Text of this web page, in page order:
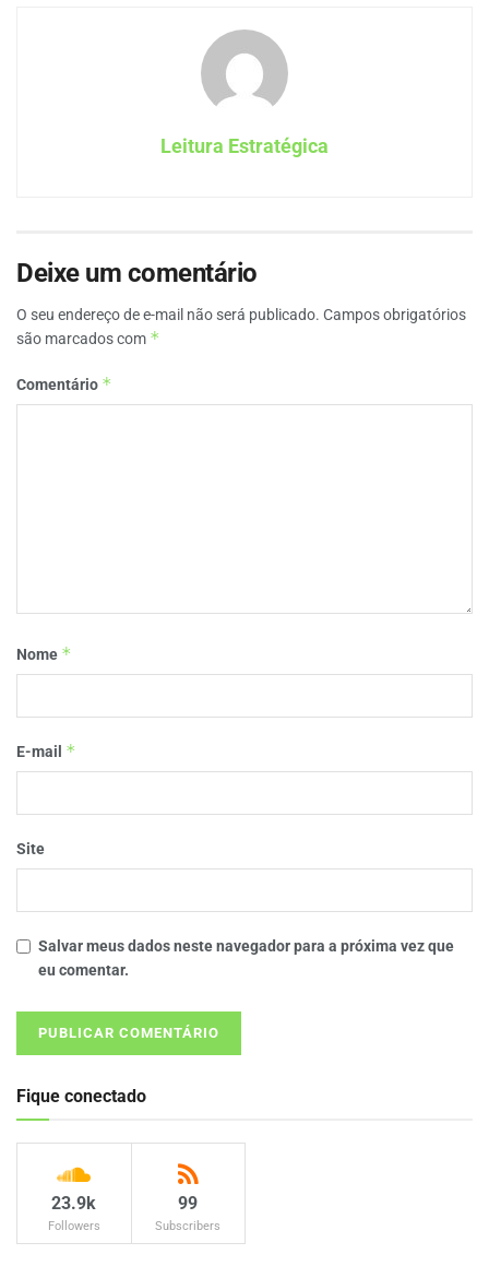
Leitura Estratégica
Deixe um comentário
O seu endereço de e-mail não será publicado. Campos obrigatórios
são marcados com *
Comentário *
Nome *
E-mail *
Site
Salvar meus dados neste navegador para a próxima vez que
eu comentar.
Fique conectado
23.9k
Followers
99
Subscribers